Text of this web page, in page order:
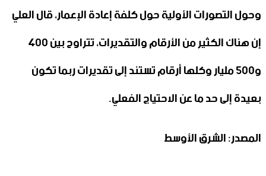
وحول التصورات الأولية حول كلفة إعادة الإعمار، قال العلي
إن هناك الكثير من الأرقام والتقديرات، تتراوح بين 400
و500 مليار وكلها أرقام تستند إلى تقديرات ربما تكون
بعيدة إلى حد ما عن الاحتياج الفعلي.
المصدر: الشرق الأوسط